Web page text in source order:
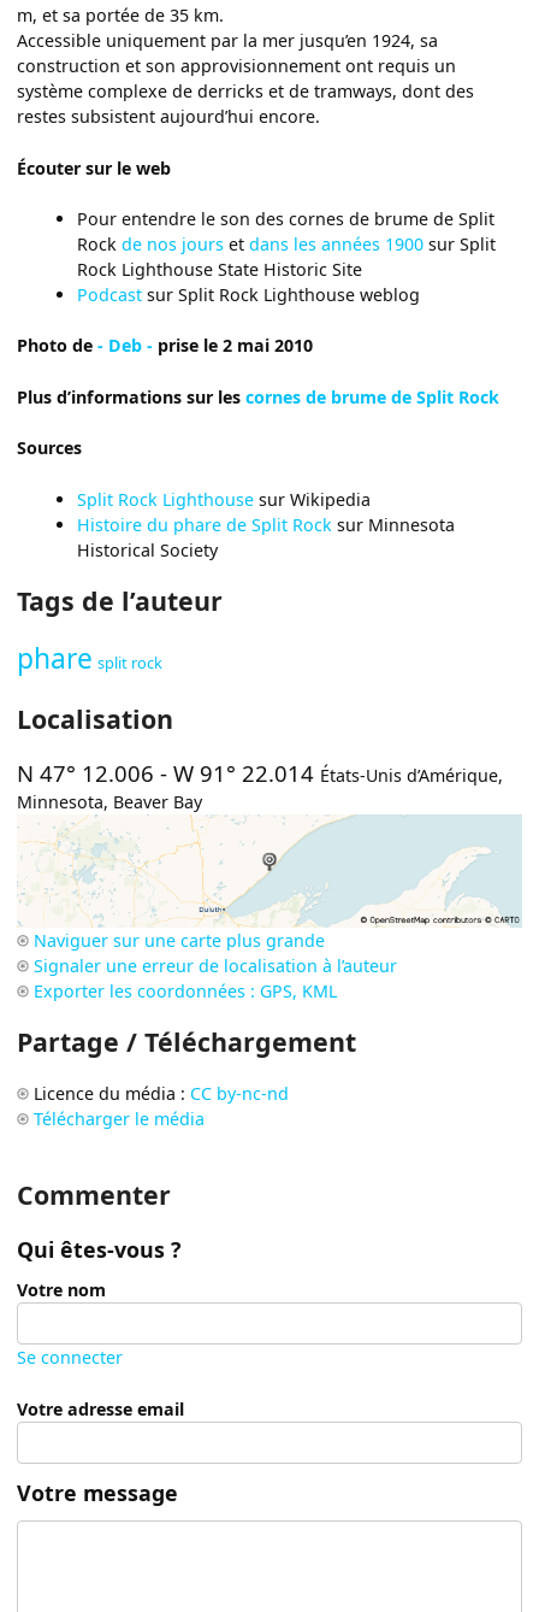
m, et sa portée de 35 km.
Accessible uniquement par la mer jusqu’en 1924, sa
construction et son approvisionnement ont requis un
système complexe de derricks et de tramways, dont des
restes subsistent aujourd’hui encore.
Écouter sur le web
Pour entendre le son des cornes de brume de Split
Rockde nos jours etdans les années 1900 sur Split
Rock Lighthouse State Historic Site
Podcast sur Split Rock Lighthouse weblog
Photo de- Deb - prise le 2 mai 2010
Plus d’informations sur lescornes de brume de Split Rock
Sources
Split Rock Lighthouse sur Wikipedia
Histoire du phare de Split Rock sur Minnesota
Historical Society
Tags de l’auteur
phare split rock
Localisation
N 47° 12.006 -W 91° 22.014 États-Unis d’Amérique,
Minnesota, Beaver Bay
Naviguer sur une carte plus grande
Signaler une erreur de localisation à l’auteur
Exporter les coordonnées : GPS, KML
Partage / Téléchargement
Licence du média : CC by-nc-nd
Télécharger le média
Commenter
Qui êtes-vous ?
Votre nom
Se connecter
Votre adresse email
Votre message